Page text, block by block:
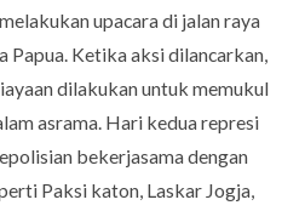
upacara di jalan raya
Papua. Ketika aksi dilancarkan,
dilakukan untuk memukul
asrama. Hari kedua represi
bekerjasama dengan
Paksi katon, Laskar Jogja,